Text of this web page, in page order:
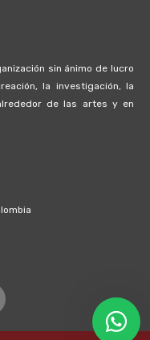
sin ánimo de lucro
la investigación, la
de las artes y en